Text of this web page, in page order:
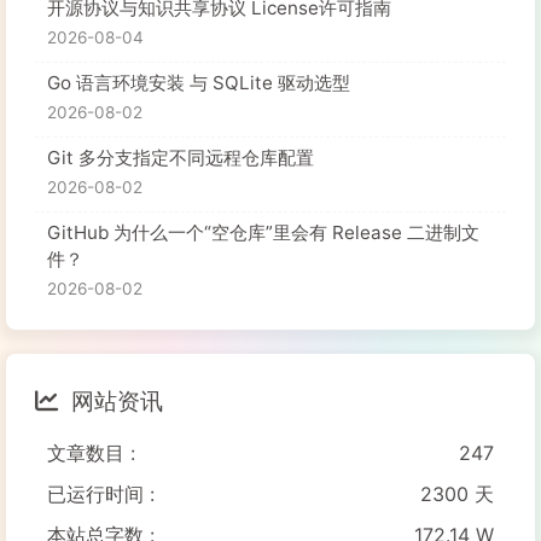
开源协议与知识共享协议 License许可指南
2026-08-04
Go 语言环境安装 与 SQLite 驱动选型
2026-08-02
Git 多分支指定不同远程仓库配置
2026-08-02
GitHub 为什么一个“空仓库”里会有 Release 二进制文
件？
2026-08-02
网站资讯
文章数目 :
247
已运行时间 :
2300 天
本站总字数 :
172.14 W